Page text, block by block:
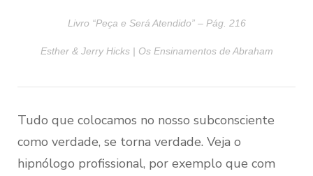
Livro “Peça e Será Atendido” – Pág. 216
Esther & Jerry Hicks | Os Ensinamentos de Abraham
Tudo que colocamos no nosso subconsciente
como verdade, se torna verdade. Veja o
hipnólogo profissional, por exemplo que com